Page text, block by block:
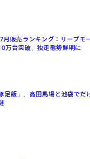
月販売ランキング：リープモ
万台突破、独走態勢鮮明に
足飯」、高田馬場と池袋でだ